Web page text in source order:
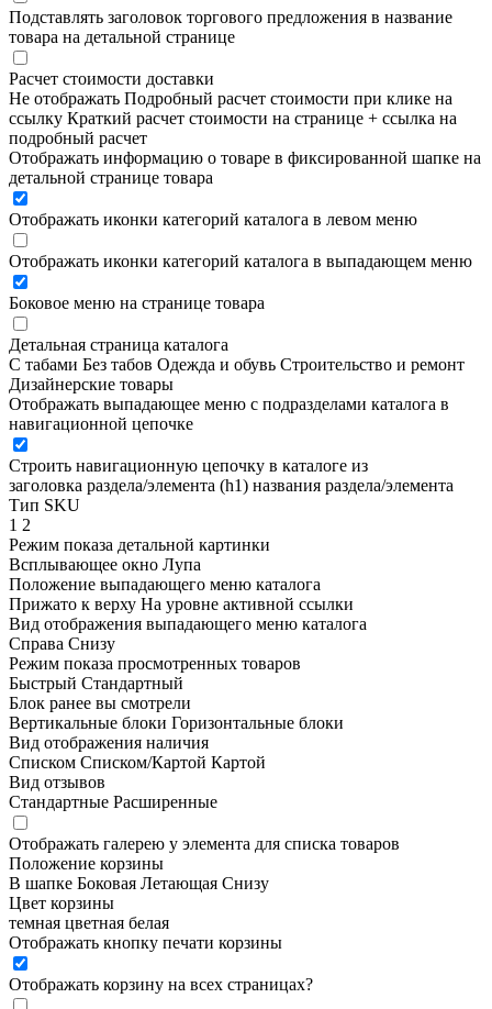
Подставлять заголовок торгового предложения в название
товара на детальной странице
Расчет стоимости доставки
Не отображать Подробный расчет стоимости при клике на
ссылку Краткий расчет стоимости на странице + ссылка на
подробный расчет
Отображать информацию о товаре в фиксированной шапке на
детальной странице товара
Отображать иконки категорий каталога в левом меню
Отображать иконки категорий каталога в выпадающем меню
Боковое меню на странице товара
Детальная страница каталога
С табами Без табов Одежда и обувь Строительство и ремонт
Дизайнерские товары
Отображать выпадающее меню с подразделами каталога в
навигационной цепочке
Строить навигационную цепочку в каталоге из
заголовка раздела/элемента (h1) названия раздела/элемента
Тип SKU
1 2
Режим показа детальной картинки
Всплывающее окно Лупа
Положение выпадающего меню каталога
Прижато к верху На уровне активной ссылки
Вид отображения выпадающего меню каталога
Справа Снизу
Режим показа просмотренных товаров
Быстрый Стандартный
Блок ранее вы смотрели
Вертикальные блоки Горизонтальные блоки
Вид отображения наличия
Списком Списком/Картой Картой
Вид отзывов
Стандартные Расширенные
Отображать галерею у элемента для списка товаров
Положение корзины
В шапке Боковая Летающая Снизу
Цвет корзины
темная цветная белая
Отображать кнопку печати корзины
Отображать корзину на всех страницах?